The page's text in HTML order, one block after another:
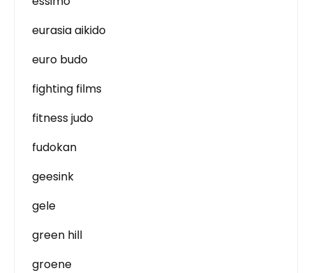
eurasia aikido
euro budo
fighting films
fitness judo
fudokan
geesink
gele
green hill
groene